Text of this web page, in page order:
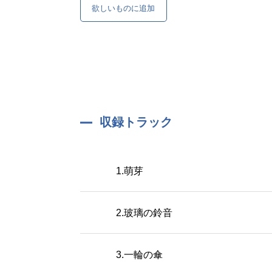
欲しいものに追加
収録トラック
1.萌芽
2.玻璃の鈴音
3.一輪の傘